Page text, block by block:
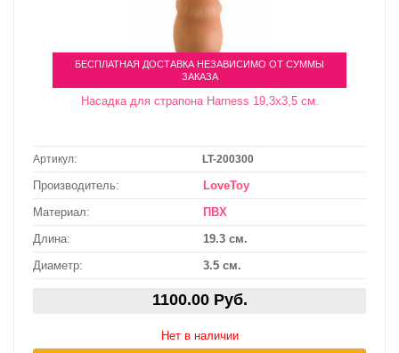
БЕСПЛАТНАЯ ДОСТАВКА НЕЗАВИСИМО ОТ СУММЫ
ЗАКАЗА
Насадка для страпона Harness 19,3х3,5 см.
Артикул: LT-200300
Производитель:
LoveToy
Материал:
ПВХ
Длина:
19.3 см.
Диаметр:
3.5 см.
1100.00 Руб.
Нет в наличии